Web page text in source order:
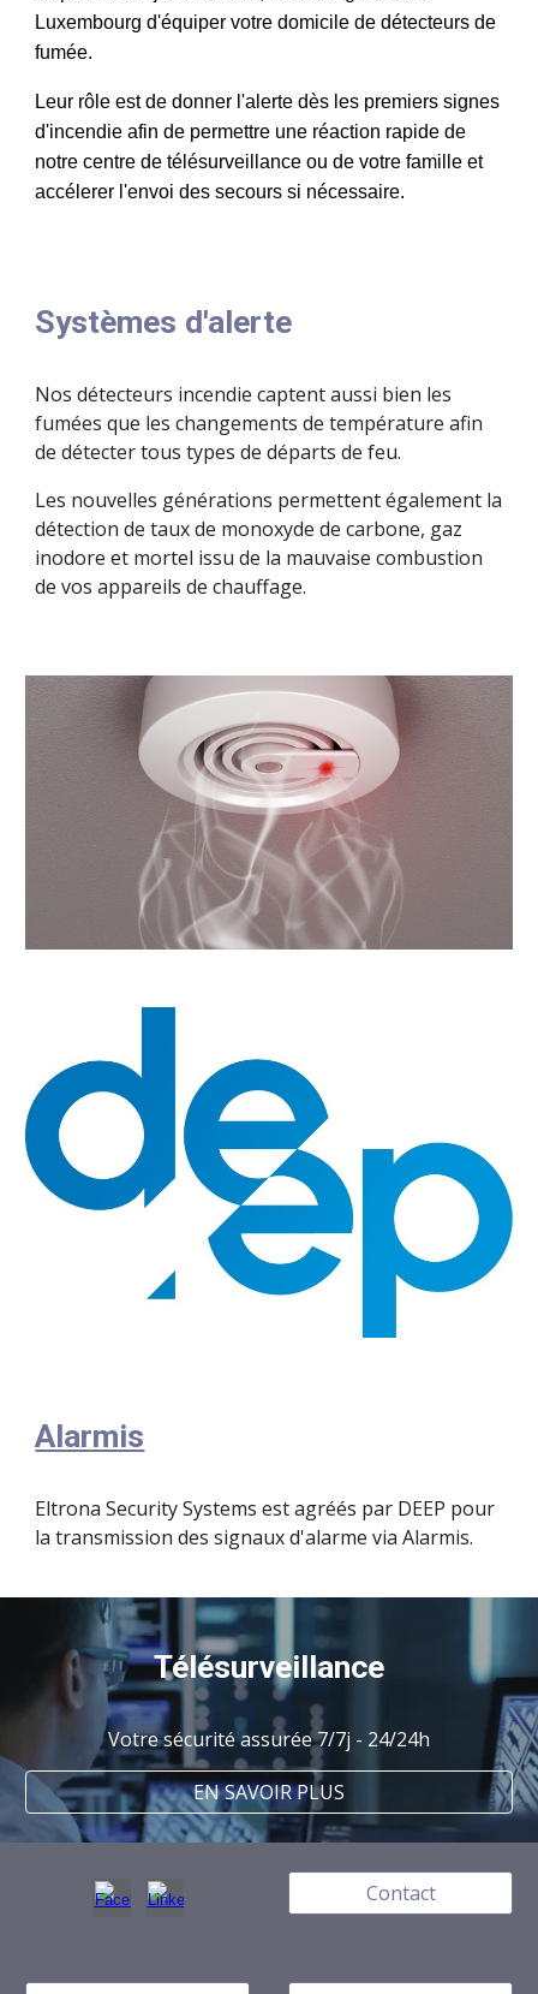
Luxembourg d'équiper votre domicile de détecteurs de
fumée.
Leur rôle est de donner l'alerte dès les premiers signes
d'incendie afin de permettre une réaction rapide de
notre centre de télésurveillance ou de votre famille et
accélerer l'envoi des secours si nécessaire.
Systèmes d'alerte
Nos détecteurs incendie captent aussi bien les
fumées que les changements de température afin
de détecter tous types de départs de feu.
Les nouvelles générations permettent également la
détection de taux de monoxyde de carbone, gaz
inodore et mortel issu de la mauvaise combustion
de vos appareils de chauffage.
Alarmis
Eltrona Security Systemsestagréés par DEEP pour
la transmission des signaux d'alarme via Alarmis.
Télésurveillance
Votre sécurité assurée 7/7j - 24/24h
EN SAVOIR PLUS
Contact